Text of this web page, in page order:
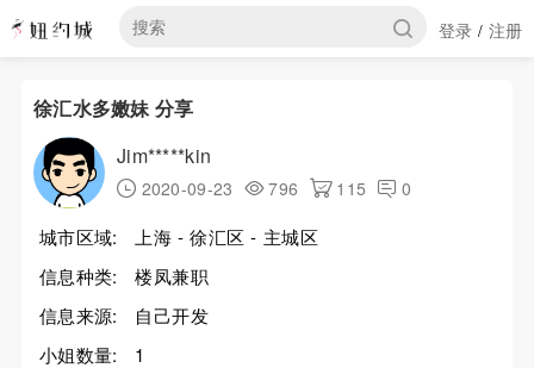
登录 / 注册
徐汇水多嫩妹 分享
Jim*****kin
2020-09-23 796 115 0
城市区域:
上海 - 徐汇区 - 主城区
信息种类:
楼凤兼职
信息来源:
自己开发
小姐数量:
1